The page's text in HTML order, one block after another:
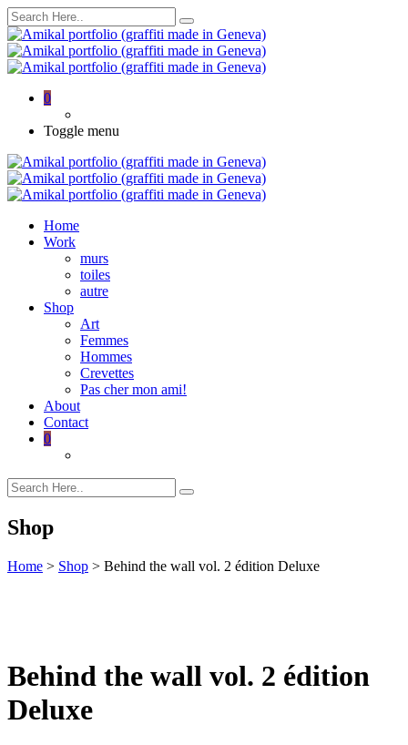
0
Toggle menu
Home
Work
murs
toiles
autre
Shop
Art
Femmes
Hommes
Crevettes
Pas cher mon ami!
About
Contact
0
Shop
Home > Shop > Behind the wall vol. 2 édition Deluxe
Behind the wall vol. 2 édition
Deluxe